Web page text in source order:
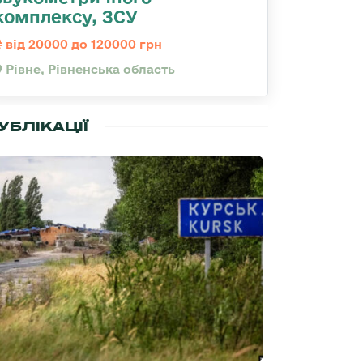
ЗСУ
від 20000 до 120000 грн
Рівне, Рівненська область